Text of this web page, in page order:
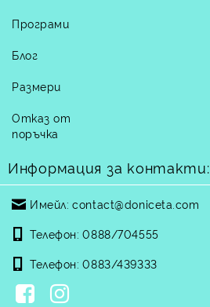
Програми
Блог
Размери
Отказ от
поръчка
Информация за контакти:
Имейл: contact@doniceta.com
Телефон: 0888/704555
Телефон: 0883/439333